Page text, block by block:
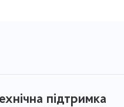
підтримка